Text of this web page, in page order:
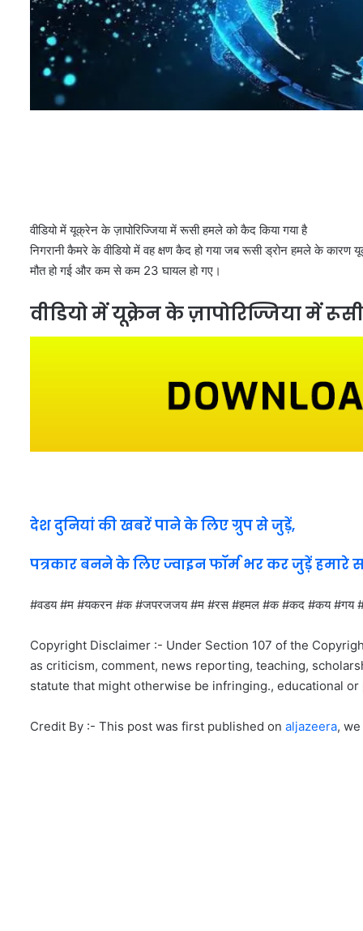
वीडियो में यूक्रेन के ज़ापोरिज्जिया में रूसी हमले को कैद किया गया है
निगरानी कैमरे के वीडियो में वह क्षण कैद हो गया जब रूसी ड्रोन हमले के कारण
मौत हो गई और कम से कम 23 घायल हो गए।
वीडियो में यूक्रेन के ज़ापोरिज्जिया में
देश दुनियां की खबरें पाने के लिए ग्रुप से जुड़ें,
पत्रकार बनने के लिए ज्वाइन फॉर्म भर कर जुड़ें हमारे
#वडय #म #यकरन #क #जपरजजय #म #रस #हमल #क #कद #कय #गय
Copyright Disclaimer :- Under Section 107 of the
as criticism, comment, news reporting, teaching,
statute that might otherwise be infringing., educational
Credit By :- This post was first published on aljazeera,